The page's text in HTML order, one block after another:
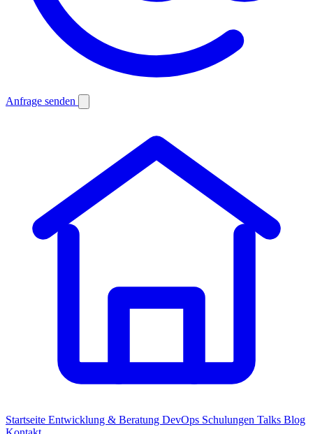
Anfrage senden
Startseite Entwicklung & Beratung DevOps Schulungen Talks Blog